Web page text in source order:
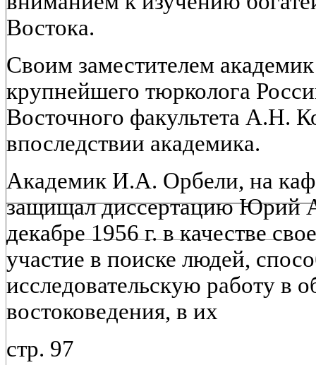
Востока.
Своим заместителем
крупнейшего тюрколога
Восточного факультета А.Н.
впоследствии академика.
Академик И.А. Орбели, на
защищал диссертацию Юрий
декабре 1956 г. в качестве
участие в поиске людей,
исследовательскую работу в
востоковедения, в их
стр. 97